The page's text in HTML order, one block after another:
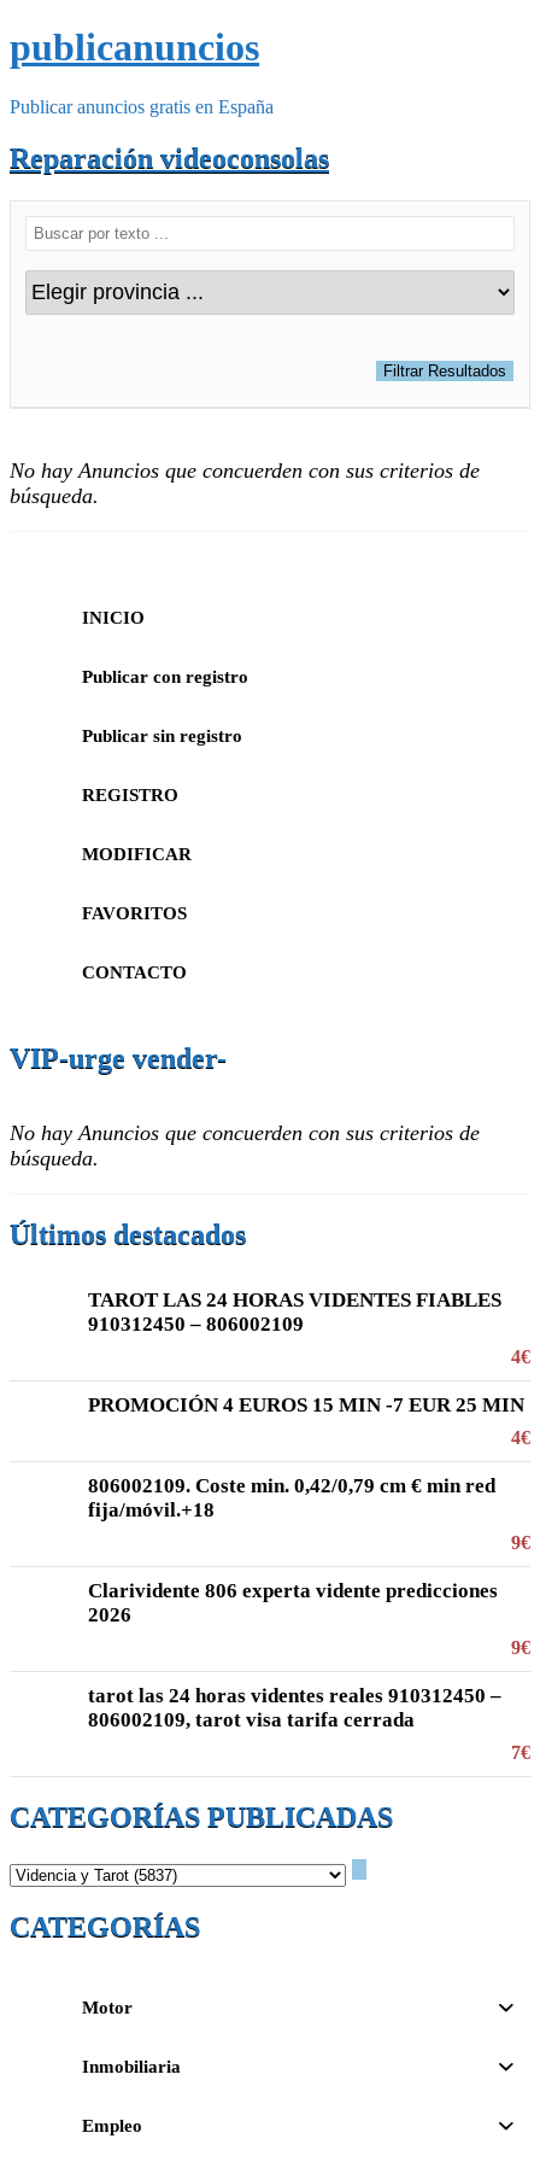
publicanuncios
Publicar anuncios gratis en España
Reparación videoconsolas
No hay Anuncios que concuerden con sus criterios de
búsqueda.
INICIO
Publicar con registro
Publicar sin registro
REGISTRO
MODIFICAR
FAVORITOS
CONTACTO
VIP-urge vender-
No hay Anuncios que concuerden con sus criterios de
búsqueda.
Últimos destacados
TAROT LAS 24 HORAS VIDENTES FIABLES
910312450 – 806002109
4€
PROMOCIÓN 4 EUROS 15 MIN -7 EUR 25 MIN
4€
806002109. Coste min. 0,42/0,79 cm € min red
fija/móvil.+18
9€
Clarividente 806 experta vidente predicciones
2026
9€
tarot las 24 horas videntes reales 910312450 –
806002109, tarot visa tarifa cerrada
7€
CATEGORÍAS PUBLICADAS
CATEGORÍAS
Motor
Inmobiliaria
Empleo